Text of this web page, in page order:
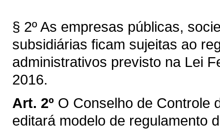
§ 2º As empresas públicas,
subsidiárias ficam sujeitas ao
administrativos previsto na Lei
2016.
Art. 2º O Conselho de Controle
editará modelo de regulamento